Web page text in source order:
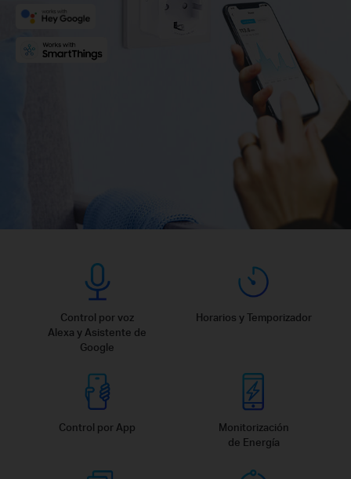
Control por voz
Alexa y Asistente de
Google
Horarios y Temporizador
Control por App
Monitorización
de Energía